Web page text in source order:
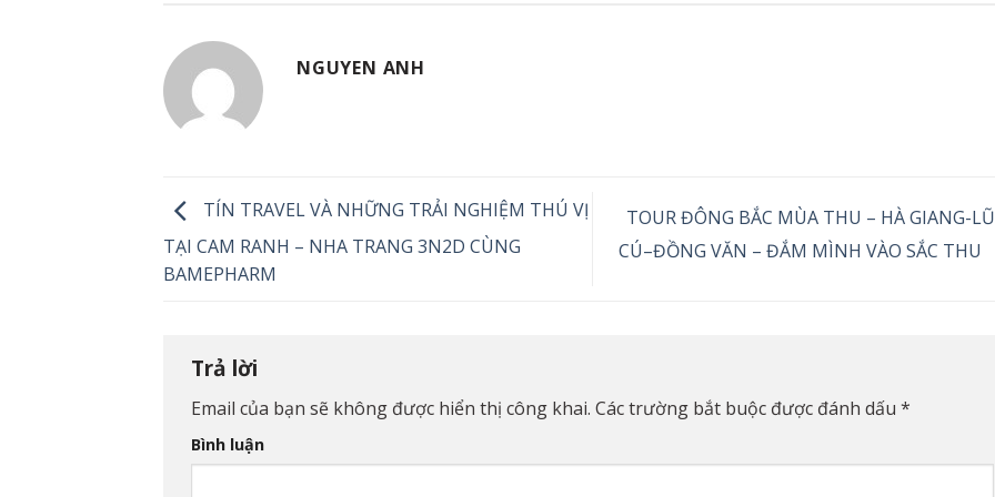
NGUYEN ANH
TÍN TRAVEL VÀ NHỮNG TRẢI NGHIỆM THÚ VỊ
TẠI CAM RANH – NHA TRANG 3N2D CÙNG
BAMEPHARM
TOUR ĐÔNG BẮC MÙA THU – HÀ GIANG-
CÚ–ĐỒNG VĂN – ĐẮM MÌNH VÀO SẮC THU
Trả lời
Email của bạn sẽ không được hiển thị công khai. Các trường bắt buộc được đánh dấu *
Bình luận